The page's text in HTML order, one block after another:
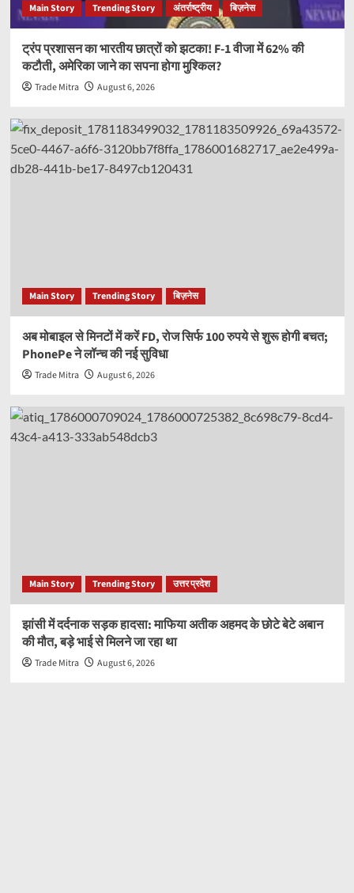
Main Story Trending Story अंतर्राष्ट्रीय बिज़नेस
ट्रंप प्रशासन का भारतीय छात्रों को झटका! F-1 वीजा में 62% की
कटौती, अमेरिका जाने का सपना होगा मुश्किल?
Trade Mitra August 6, 2026
Main Story Trending Story बिज़नेस
अब मोबाइल से मिनटों में करें FD, रोज सिर्फ 100 रुपये से शुरू होगी बचत;
PhonePe ने लॉन्च की नई सुविधा
Trade Mitra August 6, 2026
Main Story Trending Story उत्तर प्रदेश
झांसी में दर्दनाक सड़क हादसा: माफिया अतीक अहमद के छोटे बेटे अबान
की मौत, बड़े भाई से मिलने जा रहा था
Trade Mitra August 6, 2026